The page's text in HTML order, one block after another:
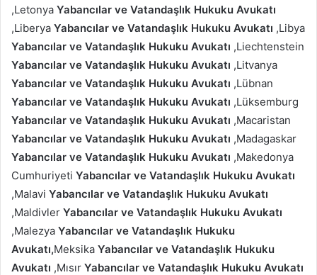
,Letonya Yabancılar ve Vatandaşlık Hukuku Avukatı
,Liberya Yabancılar ve Vatandaşlık Hukuku Avukatı ,Libya
Yabancılar ve Vatandaşlık Hukuku Avukatı ,Liechtenstein
Yabancılar ve Vatandaşlık Hukuku Avukatı ,Litvanya
Yabancılar ve Vatandaşlık Hukuku Avukatı ,Lübnan
Yabancılar ve Vatandaşlık Hukuku Avukatı ,Lüksemburg
Yabancılar ve Vatandaşlık Hukuku Avukatı ,Macaristan
Yabancılar ve Vatandaşlık Hukuku Avukatı ,Madagaskar
Yabancılar ve Vatandaşlık Hukuku Avukatı ,Makedonya
Cumhuriyeti Yabancılar ve Vatandaşlık Hukuku Avukatı
,Malavi Yabancılar ve Vatandaşlık Hukuku Avukatı
,Maldivler Yabancılar ve Vatandaşlık Hukuku Avukatı
,Malezya Yabancılar ve Vatandaşlık Hukuku
Avukatı,Meksika Yabancılar ve Vatandaşlık Hukuku
Avukatı ,Mısır Yabancılar ve Vatandaşlık Hukuku Avukatı